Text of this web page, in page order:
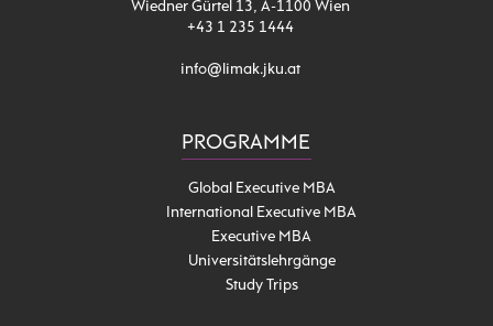
Wiedner Gürtel 13, A-1100 Wien
+43 1 235 1444
info@limak.jku.at
PROGRAMME
Global Executive MBA
International Executive MBA
Executive MBA
Universitätslehrgänge
Study Trips